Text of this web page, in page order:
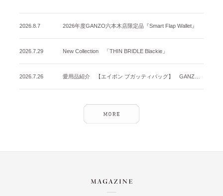
2026.8.7 2026年度GANZO六本木店限定品『Smart Flap Wallet』
2026.7.29 New Collection 「THIN BRIDLE Blackie」
2026.7.26